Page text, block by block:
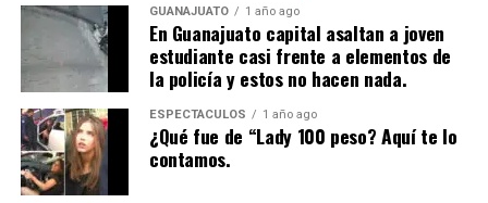
GUANAJUATO 1 año ago
En Guanajuato capital asaltan a joven
estudiante casi frente a elementos de
la policía y estos no hacen nada.
ESPECTÁCULOS 1 año ago
¿Qué fue de “Lady 100 peso? Aquí te lo
contamos.